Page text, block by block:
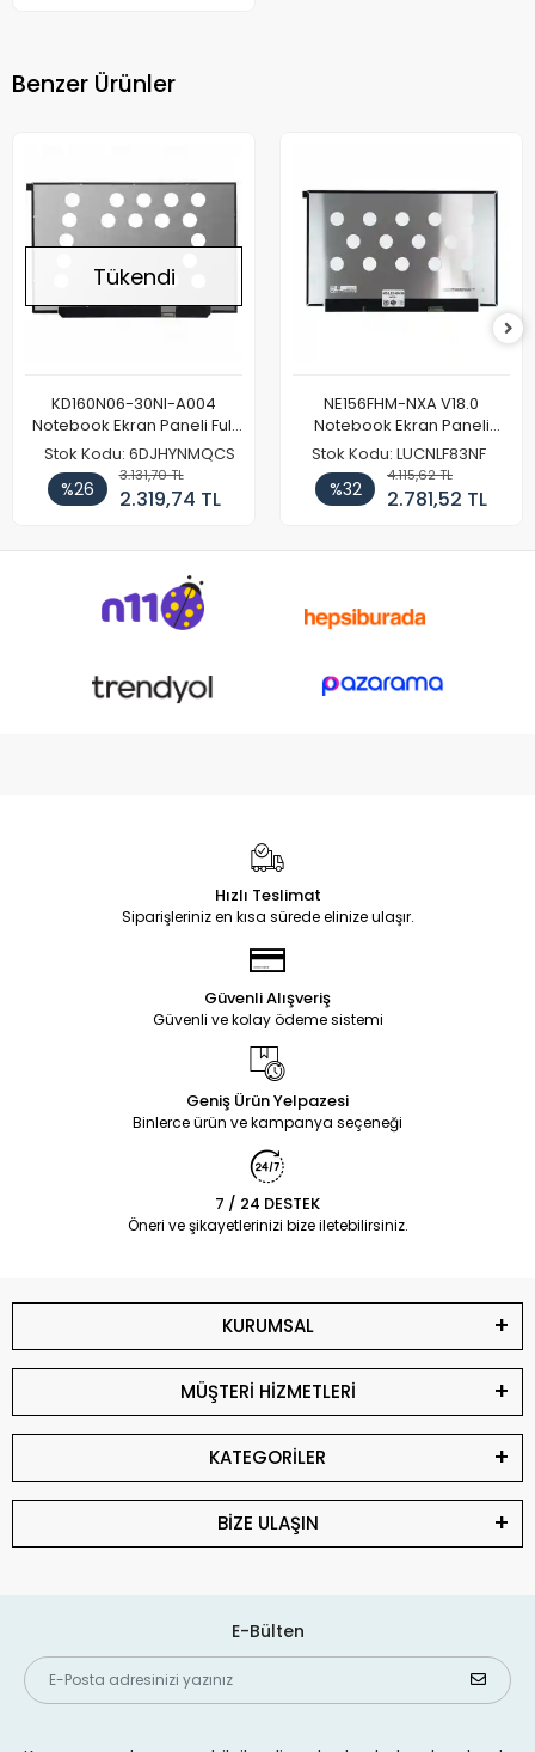
Benzer Ürünler
Tükendi
KD160N06-30NI-A004
Notebook Ekran Paneli Full
HD
Stok Kodu: 6DJHYNMQCS
%26
3.131,70 TL
2.319,74 TL
NE156FHM-NXA V18.0
Notebook Ekran Paneli
144Hz
Stok Kodu: LUCNLF83NF
%32
4.115,62 TL
2.781,52 TL
Hızlı Teslimat
Siparişleriniz en kısa sürede elinize ulaşır.
Güvenli Alışveriş
Güvenli ve kolay ödeme sistemi
Geniş Ürün Yelpazesi
Binlerce ürün ve kampanya seçeneği
7 / 24 DESTEK
Öneri ve şikayetlerinizi bize iletebilirsiniz.
KURUMSAL
MÜŞTERİ HİZMETLERİ
KATEGORİLER
BİZE ULAŞIN
E-Bülten